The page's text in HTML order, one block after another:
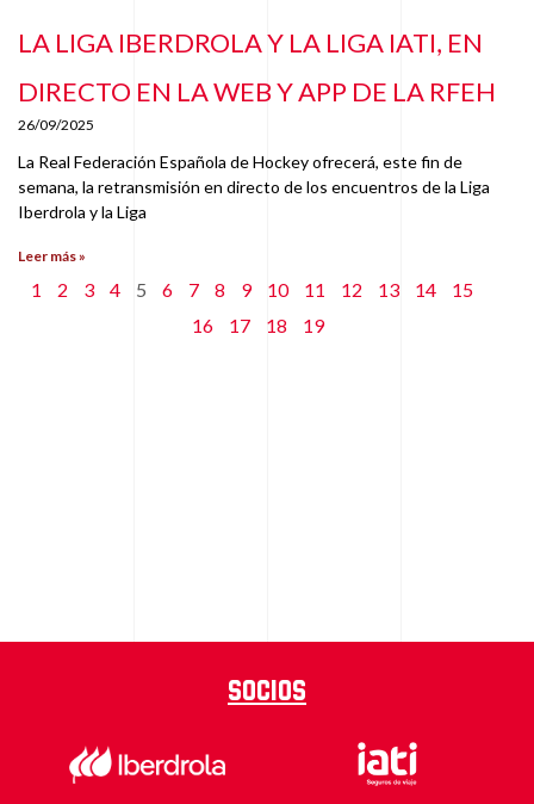
LA LIGA IBERDROLA Y LA LIGA IATI, EN
DIRECTO EN LA WEB Y APP DE LA RFEH
26/09/2025
La Real Federación Española de Hockey ofrecerá, este fin de
semana, la retransmisión en directo de los encuentros de la Liga
Iberdrola y la Liga
Leer más »
1 2 3 4 5 6 7 8 9 10 11 12 13 14
15
16
17 18 19
Socios